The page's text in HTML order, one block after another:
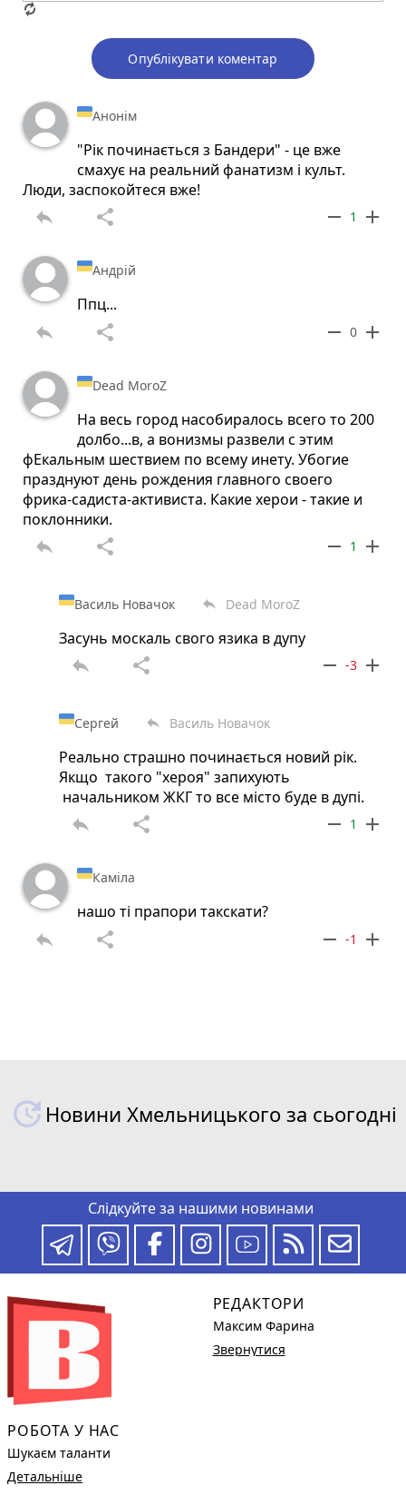
Опублікувати коментар
Анонім
"Рік починається з Бандери" - це вже
смахує на реальний фанатизм і культ.
Люди, заспокойтеся вже!
reply share remove 1 add
Андрій
Ппц...
reply share remove 0 add
Dead MoroZ
На весь город насобиралось всего то 200
долбо...в, а вонизмы развели с этим
фЕкальным шествием по всему инету. Убогие
празднуют день рождения главного своего
фрика-садиста-активиста. Какие херои - такие и
поклонники.
reply share remove 1 add
Василь Новачок reply Dead MoroZ
Засунь москаль свого язика в дупу
reply share remove -3 add
Сергей reply Василь Новачок
Реально страшно починається новий рік.
Якщо такого "хероя" запихують
начальником ЖКГ то все місто буде в дупі.
reply share remove 1 add
Каміла
нашо ті прапори такскати?
reply share remove -1 add
Новини Хмельницького за сьогодні
Слідкуйте за нашими новинами
РОБОТА У НАС
Шукаєм таланти
Детальніше
РЕДАКТОРИ
Максим Фарина
Звернутися